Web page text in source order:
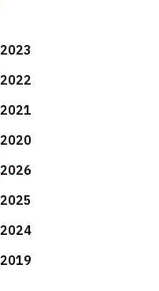
2023
2022
2021
2020
2026
2025
2024
2019